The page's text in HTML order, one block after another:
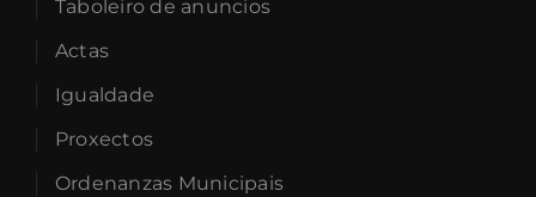
Taboleiro de anuncios
Actas
Igualdade
Proxectos
Ordenanzas Municipais